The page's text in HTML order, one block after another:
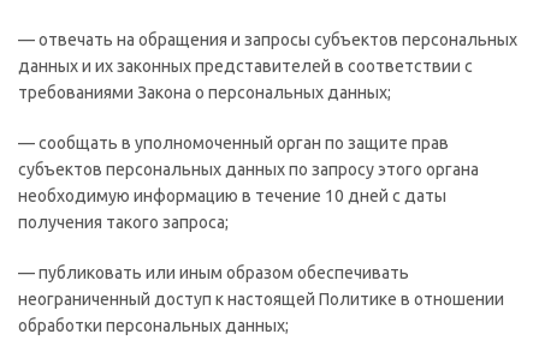
— отвечать на обращения и запросы субъектов персональных
данных и их законных представителей в соответствии с
требованиями Закона о персональных данных;
— сообщать в уполномоченный орган по защите прав
субъектов персональных данных по запросу этого органа
необходимую информацию в течение 10 дней с даты
получения такого запроса;
— публиковать или иным образом обеспечивать
неограниченный доступ к настоящей Политике в отношении
обработки персональных данных;